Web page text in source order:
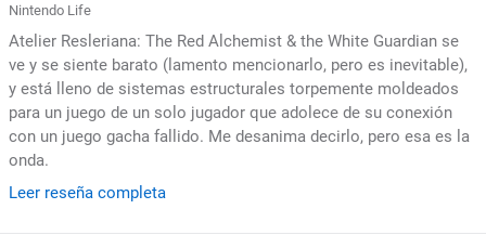
Nintendo Life
Atelier Resleriana: The Red Alchemist & the White Guardian se
ve y se siente barato (lamento mencionarlo, pero es inevitable),
y está lleno de sistemas estructurales torpemente moldeados
para un juego de un solo jugador que adolece de su conexión
con un juego gacha fallido. Me desanima decirlo, pero esa es la
onda.
Leer reseña completa